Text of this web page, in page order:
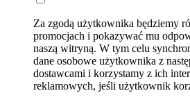
Za zgodą użytkownika będziemy
promocjach i pokazywać mu
naszą witryną. W tym celu
dane osobowe użytkownika z
dostawcami i korzystamy z ich
reklamowych, jeśli użytkownik